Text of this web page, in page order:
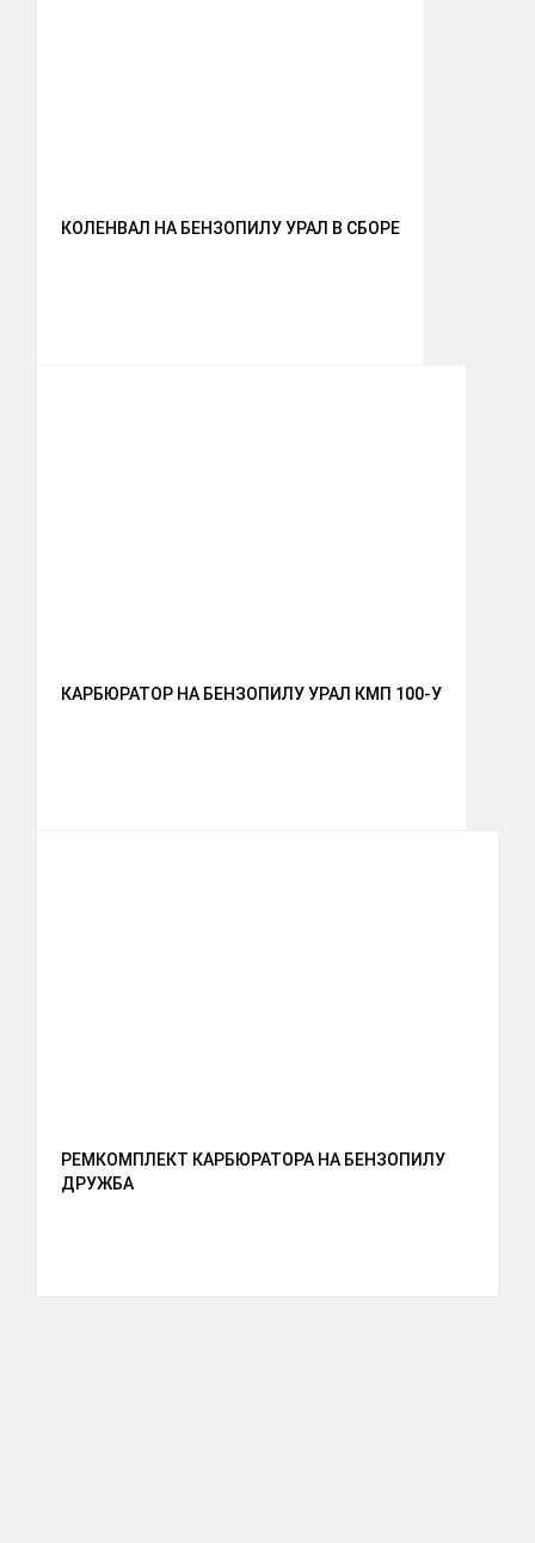
КОЛЕНВАЛ НА БЕНЗОПИЛУ УРАЛ В СБОРЕ
КАРБЮРАТОР НА БЕНЗОПИЛУ УРАЛ КМП 100-У
РЕМКОМПЛЕКТ КАРБЮРАТОРА НА БЕНЗОПИЛУ
ДРУЖБА